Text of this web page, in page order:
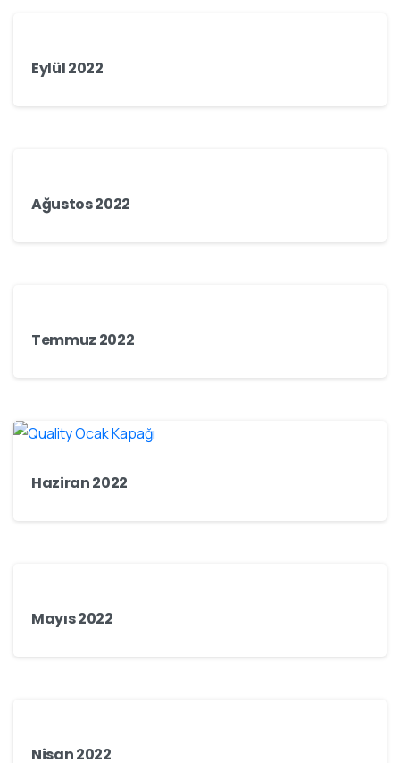
Eylül 2022
Ağustos 2022
Temmuz 2022
Haziran 2022
Mayıs 2022
Nisan 2022